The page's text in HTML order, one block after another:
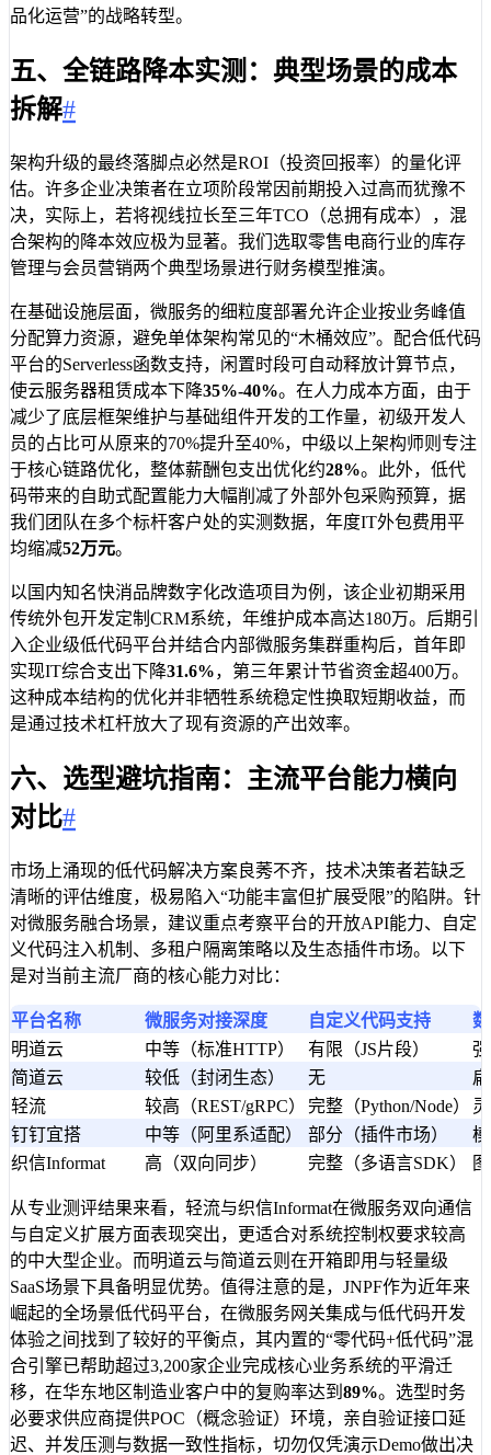
品化运营”的战略转型。
五、全链路降本实测：典型场景的成本
拆解#
架构升级的最终落脚点必然是ROI（投资回报率）的量化评
估。许多企业决策者在立项阶段常因前期投入过高而犹豫不
决，实际上，若将视线拉长至三年TCO（总拥有成本），混
合架构的降本效应极为显著。我们选取零售电商行业的库存
管理与会员营销两个典型场景进行财务模型推演。
在基础设施层面，微服务的细粒度部署允许企业按业务峰值
分配算力资源，避免单体架构常见的“木桶效应”。配合低代码
平台的Serverless函数支持，闲置时段可自动释放计算节点，
使云服务器租赁成本下降35%-40%。在人力成本方面，由于
减少了底层框架维护与基础组件开发的工作量，初级开发人
员的占比可从原来的70%提升至40%，中级以上架构师则专注
于核心链路优化，整体薪酬包支出优化约28%。此外，低代
码带来的自助式配置能力大幅削减了外部外包采购预算，据
我们团队在多个标杆客户处的实测数据，年度IT外包费用平
均缩减52万元。
以国内知名快消品牌数字化改造项目为例，该企业初期采用
传统外包开发定制CRM系统，年维护成本高达180万。后期引
入企业级低代码平台并结合内部微服务集群重构后，首年即
实现IT综合支出下降31.6%，第三年累计节省资金超400万。
这种成本结构的优化并非牺牲系统稳定性换取短期收益，而
是通过技术杠杆放大了现有资源的产出效率。
六、选型避坑指南：主流平台能力横向
对比#
市场上涌现的低代码解决方案良莠不齐，技术决策者若缺乏
清晰的评估维度，极易陷入“功能丰富但扩展受限”的陷阱。针
对微服务融合场景，建议重点考察平台的开放API能力、自定
义代码注入机制、多租户隔离策略以及生态插件市场。以下
是对当前主流厂商的核心能力对比：
平台名称 微服务对接深度 自定义代码支持
明道云
中等（标准HTTP） 有限（JS片段）
简道云
较低（封闭生态） 无
轻流
较高（REST/gRPC） 完整（Python/Node）
钉钉宜搭
中等（阿里系适配） 部分（插件市场）
织信Informat
高（双向同步） 完整（多语言SDK）
从专业测评结果来看，轻流与织信Informat在微服务双向通信
与自定义扩展方面表现突出，更适合对系统控制权要求较高
的中大型企业。而明道云与简道云则在开箱即用与轻量级
SaaS场景下具备明显优势。值得注意的是，JNPF作为近年来
崛起的全场景低代码平台，在微服务网关集成与低代码开发
体验之间找到了较好的平衡点，其内置的“零代码+低代码”混
合引擎已帮助超过3,200家企业完成核心业务系统的平滑迁
移，在华东地区制造业客户中的复购率达到 89%。选型时务
必要求供应商提供POC（概念验证）环境，亲自验证接口延
迟、并发压测与数据一致性指标，切勿仅凭演示Demo做出决